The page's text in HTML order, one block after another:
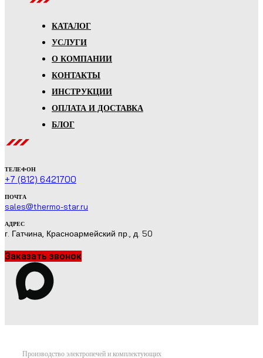
КАТАЛОГ
УСЛУГИ
О КОМПАНИИ
КОНТАКТЫ
ИНСТРУКЦИИ
ОПЛАТА И ДОСТАВКА
БЛОГ
ТЕЛЕФОН
+7 (812) 6421700
ПОЧТА
sales@thermo-star.ru
АДРЕС
г. Гатчина, Красноармейский пр., д. 50
Заказать звонок
Производство электропечей и комплектующих